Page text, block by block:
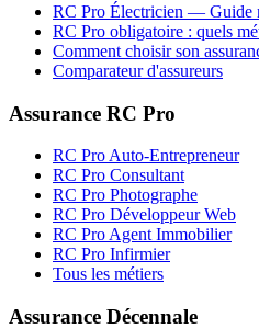
RC Pro Électricien — Guide
RC Pro obligatoire : quels
Comment choisir son
Comparateur d'assureurs
Assurance RC Pro
RC Pro Auto-Entrepreneur
RC Pro Consultant
RC Pro Photographe
RC Pro Développeur Web
RC Pro Agent Immobilier
RC Pro Infirmier
Tous les métiers
Assurance Décennale